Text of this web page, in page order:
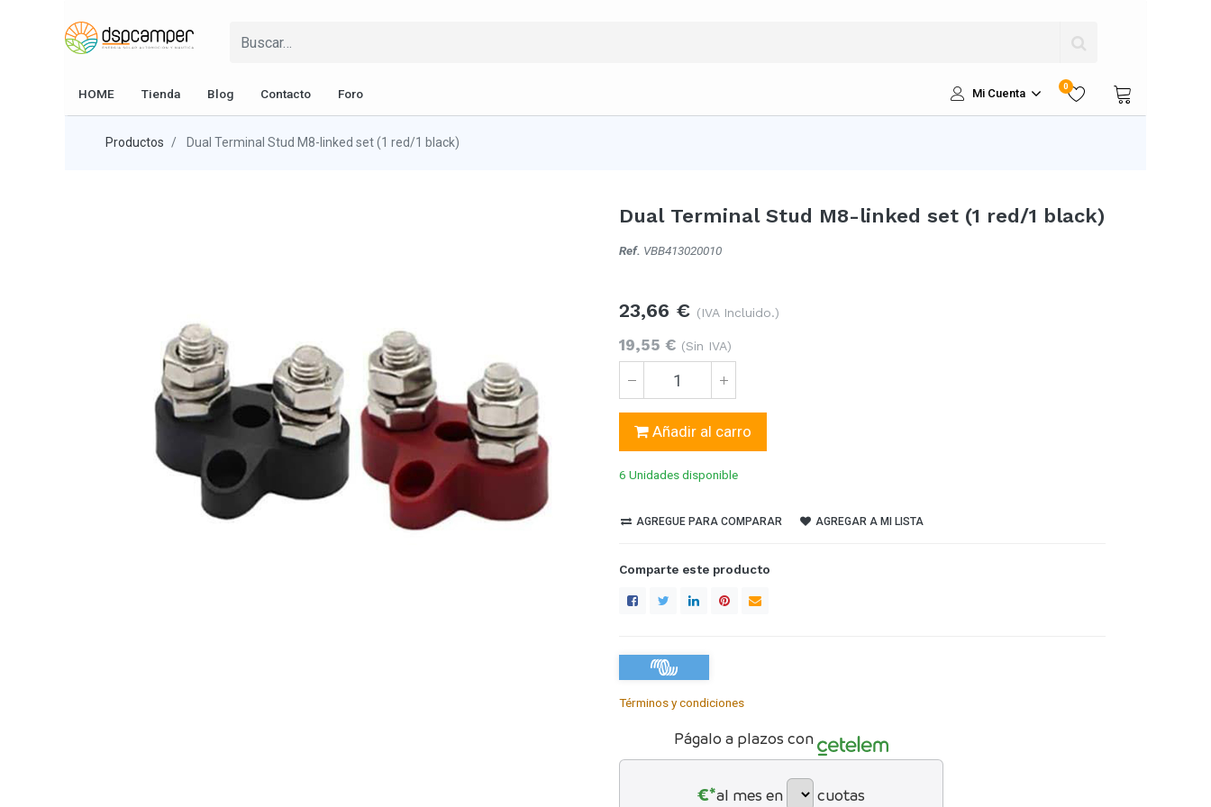
HOME Tienda Blog Contacto Foro Mi Cuenta
0
Productos Dual Terminal Stud M8-linked set (1 red/1 black)
Dual Terminal Stud M8-linked set (1 red/1 black)
Ref. VBB413020010
23,66 € (IVA Incluido.)
19,55 € (Sin IVA)
Añadir al carro
6 Unidadesdisponible
AGREGUE PARA COMPARAR AGREGAR A MI LISTA
Comparte este producto
Términos y condiciones
Págalo a plazos con
€*al mes en cuotas